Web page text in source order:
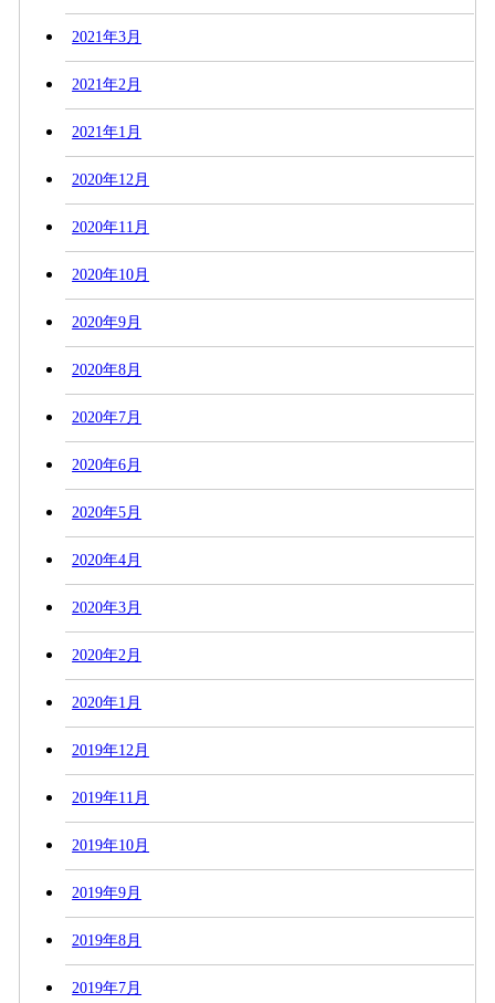
2021年3月
2021年2月
2021年1月
2020年12月
2020年11月
2020年10月
2020年9月
2020年8月
2020年7月
2020年6月
2020年5月
2020年4月
2020年3月
2020年2月
2020年1月
2019年12月
2019年11月
2019年10月
2019年9月
2019年8月
2019年7月